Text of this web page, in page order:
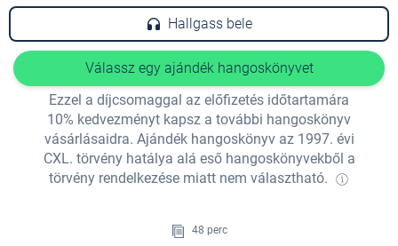
Hallgass bele
Válassz egy ajándék hangoskönyvet
Ezzel a díjcsomaggal az előfizetés időtartamára
10% kedvezményt kapsz a további hangoskönyv
vásárlásaidra. Ajándék hangoskönyv az 1997. évi
CXL. törvény hatálya alá eső hangoskönyvekből a
törvény rendelkezése miatt nem választható.
48 perc